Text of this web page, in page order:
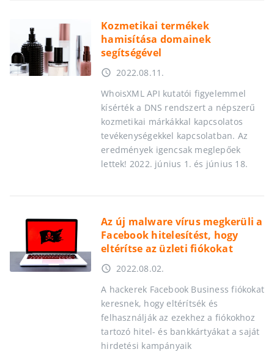
Kozmetikai termékek
hamisítása domainek
segítségével
access_time 2022.08.11.
WhoisXML API kutatói figyelemmel
kísérték a DNS rendszert a népszerű
kozmetikai márkákkal kapcsolatos
tevékenységekkel kapcsolatban. Az
eredmények igencsak meglepőek
lettek! 2022. június 1. és június 18.
Az új malware vírus megkerüli a
Facebook hitelesítést, hogy
eltérítse az üzleti fiókokat
access_time 2022.08.02.
A hackerek Facebook Business fiókokat
keresnek, hogy eltérítsék és
felhasználják az ezekhez a fiókokhoz
tartozó hitel- és bankkártyákat a saját
hirdetési kampányaik